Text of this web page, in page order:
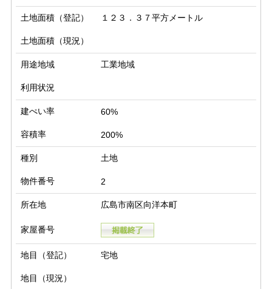
土地面積（登記） １２３．３７平方メートル
土地面積（現況）
用途地域 工業地域
利用状況
建ぺい率 60%
容積率 200%
種別 土地
物件番号 2
所在地 広島市南区向洋本町
家屋番号
地目（登記） 宅地
地目（現況）